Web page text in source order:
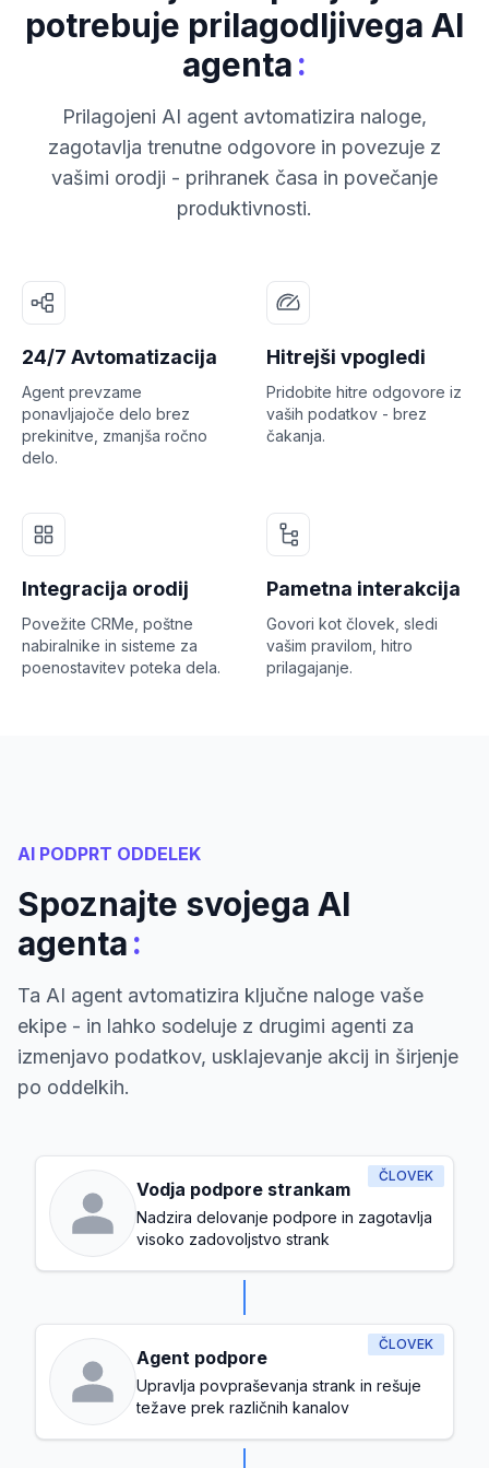
potrebuje prilagodljivega AI
agenta:
Prilagojeni AI agent avtomatizira naloge,
zagotavlja trenutne odgovore in povezuje z
vašimi orodji - prihranek časa in povečanje
produktivnosti.
24/7 Avtomatizacija
Agent prevzame
ponavljajoče delo brez
prekinitve, zmanjša ročno
delo.
Hitrejši vpogledi
Pridobite hitre odgovore iz
vaših podatkov - brez
čakanja.
Integracija orodij
Povežite CRMe, poštne
nabiralnike in sisteme za
poenostavitev poteka dela.
Pametna interakcija
Govori kot človek, sledi
vašim pravilom, hitro
prilagajanje.
AI PODPRT ODDELEK
Spoznajte svojega AI
agenta:
Ta AI agent avtomatizira ključne naloge vaše
ekipe - in lahko sodeluje z drugimi agenti za
izmenjavo podatkov, usklajevanje akcij in širjenje
po oddelkih.
ČLOVEK
Vodja podpore strankam
Nadzira delovanje podpore in zagotavlja
visoko zadovoljstvo strank
ČLOVEK
Agent podpore
Upravlja povpraševanja strank in rešuje
težave prek različnih kanalov